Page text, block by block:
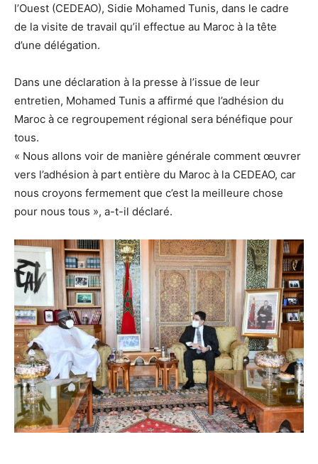
l’Ouest (CEDEAO), Sidie Mohamed Tunis, dans le cadre
de la visite de travail qu’il effectue au Maroc à la tête
d’une délégation.
Dans une déclaration à la presse à l’issue de leur
entretien, Mohamed Tunis a affirmé que l’adhésion du
Maroc à ce regroupement régional sera bénéfique pour
tous.
« Nous allons voir de manière générale comment œuvrer
vers l’adhésion à part entière du Maroc à la CEDEAO, car
nous croyons fermement que c’est la meilleure chose
pour nous tous », a-t-il déclaré.